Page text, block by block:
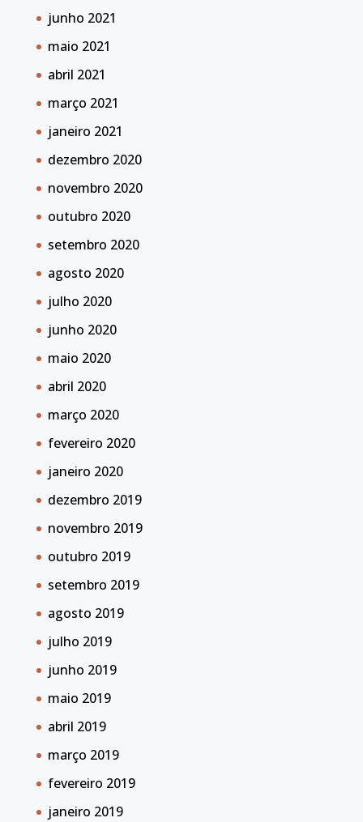
junho 2021
maio 2021
abril 2021
março 2021
janeiro 2021
dezembro 2020
novembro 2020
outubro 2020
setembro 2020
agosto 2020
julho 2020
junho 2020
maio 2020
abril 2020
março 2020
fevereiro 2020
janeiro 2020
dezembro 2019
novembro 2019
outubro 2019
setembro 2019
agosto 2019
julho 2019
junho 2019
maio 2019
abril 2019
março 2019
fevereiro 2019
janeiro 2019